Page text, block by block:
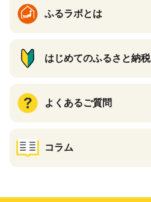
ふるラボとは
はじめてのふるさと納税
よくあるご質問
コラム